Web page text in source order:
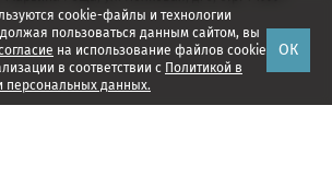
cookie-файлы и технологии
пользоваться данным сайтом, вы
на использование файлов cookie
в соответствии с Политикой в
персональных данных.
ОК